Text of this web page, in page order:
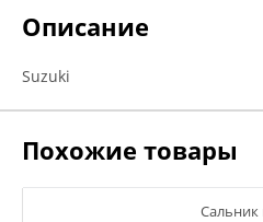
Описание
Suzuki
Похожие товары
Сальник